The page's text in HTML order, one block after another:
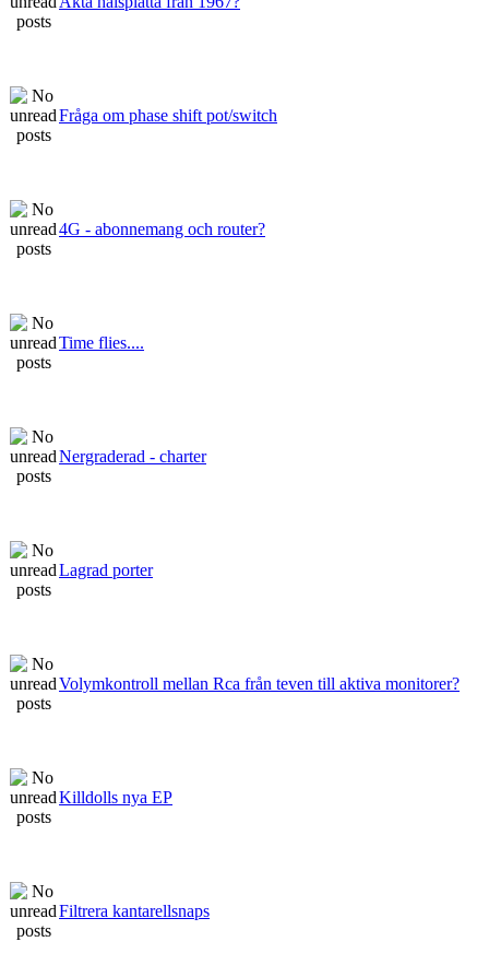
Fråga om phase shift pot/switch
4G - abonnemang och router?
Time flies....
Nergraderad - charter
Lagrad porter
Volymkontroll mellan Rca från teven till aktiva monitorer?
Killdolls nya EP
Filtrera kantarellsnaps